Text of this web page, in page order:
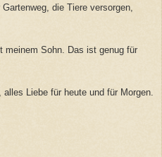
die Tiere versorgen,
meinem Sohn. Das ist genug für
Liebe für heute und für Morgen.